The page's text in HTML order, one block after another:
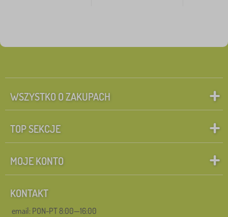
WSZYSTKO O ZAKUPACH
TOP SEKCJE
MOJE KONTO
KONTAKT
email: PON-PT 8:00—16:00